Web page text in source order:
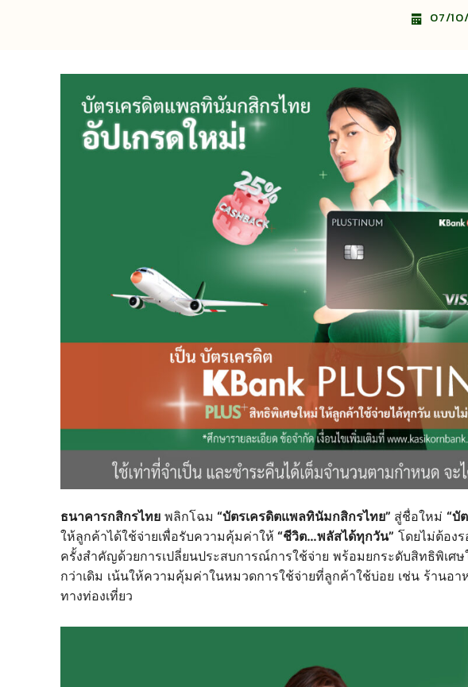
07/
ธนาคารกสิกรไทย พลิกโฉม “บัตรเครดิตแพลทินัมกสิกรไทย” สู่ชื่อใหม่ “บั
ให้ลูกค้าได้ใช้จ่ายเพื่อรับความคุ้มค่าให้ “ชีวิต…พลัสได้ทุกวัน” โดยไม่ต้อง
ครั้งสำคัญด้วยการเปลี่ยนประสบการณ์การใช้จ่าย พร้อมยกระดับสิทธิพิเศ
กว่าเดิม เน้นให้ความคุ้มค่าในหมวดการใช้จ่ายที่ลูกค้าใช้บ่อย เช่น ร้านอ
ทางท่องเที่ยว